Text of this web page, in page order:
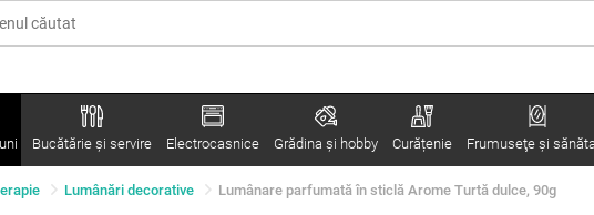
Bucătărie și servire Electrocasnice Grădina şi hobby Curățenie Frumuseţe şi
Lumânări decorative Lumânare parfumată în sticlă Arome Turtă dulce, 90g